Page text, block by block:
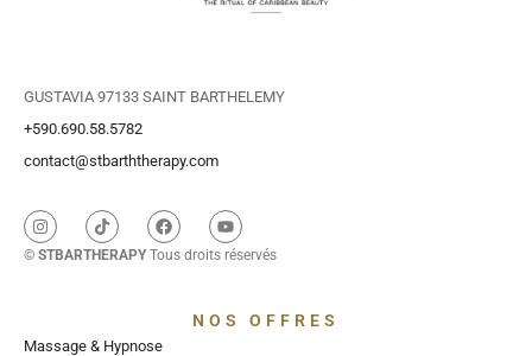
GUSTAVIA 97133 SAINT BARTHELEMY
+590.690.58.5782
contact@stbarththerapy.com
© STBARTHERAPY Tous droits réservés
NOS OFFRES
Massage & Hypnose